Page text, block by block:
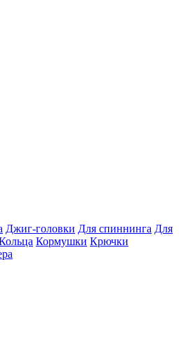
Джиг-головки Для спиннинга Для
Кормушки Крючки